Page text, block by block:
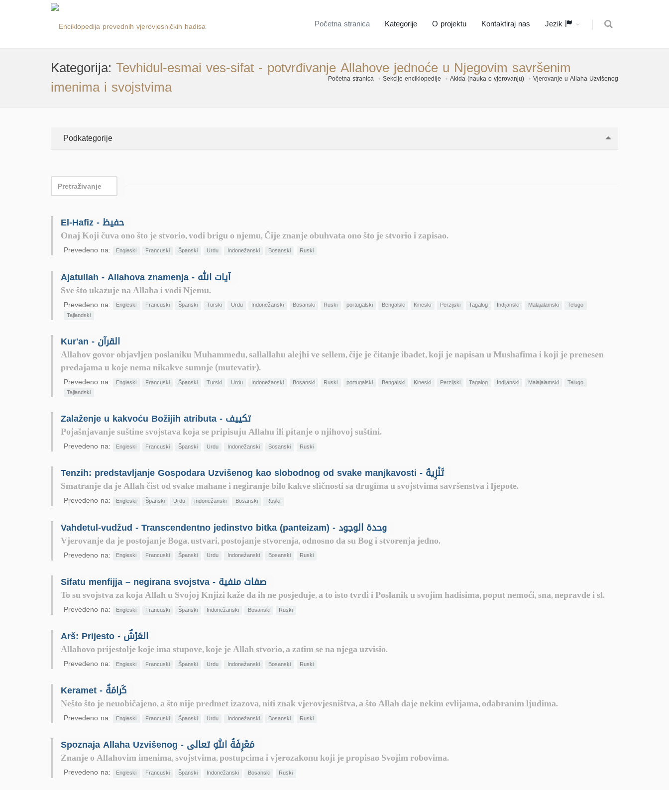
Početna stranica Kategorije O projektu Kontaktiraj nas Jezik
Kategorija: Tevhidul-esmai ves-sifat - potvrđivanje Allahove jednoće u Njegovim savršenim
imenima i svojstvima Početna stranica Sekcije enciklopedije Akida (nauka o vjerovanju) Vjerovanje u Allaha Uzvišenog
Podkategorije
El-Hafiz - حفيظ
Onaj Koji čuva ono što je stvorio, vodi brigu o njemu, Čije znanje obuhvata ono što je stvorio i zapisao.
Prevedeno na: Engleski Francuski Španski Urdu Indonežanski Bosanski Ruski
Ajatullah - Allahova znamenja - آيات الله
Sve što ukazuje na Allaha i vodi Njemu.
Prevedeno na: Engleski Francuski Španski Turski Urdu Indonežanski Bosanski Ruski portugalski Bengalski Kineski Perzijski Tagalog Indijanski Malajalamski
Telugo
Tajlandski
Kur'an - القرآن
Allahov govor objavljen poslaniku Muhammedu, sallallahu alejhi ve sellem, čije je čitanje ibadet, koji je napisan u Mushafima i koji je prenesen
predajama u koje nema nikakve sumnje (mutevatir).
Prevedeno na: Engleski Francuski Španski Turski Urdu Indonežanski Bosanski Ruski portugalski Bengalski Kineski Perzijski Tagalog Indijanski Malajalamski
Telugo
Tajlandski
Zalaženje u kakvoću Božijih atributa - تكييف
Pojašnjavanje suštine svojstava koja se pripisuju Allahu ili pitanje o njihovoj suštini.
Prevedeno na: Engleski Francuski Španski Urdu Indonežanski Bosanski Ruski
Tenzih: predstavljanje Gospodara Uzvišenog kao slobodnog od svake manjkavosti - تَنْزِيهٌ
Smatranje da je Allah čist od svake mahane i negiranje bilo kakve sličnosti sa drugima u svojstvima savršenstva i ljepote.
Prevedeno na: Engleski Španski Urdu Indonežanski Bosanski Ruski
Vahdetul-vudžud - Transcendentno jedinstvo bitka (panteizam) - وحدة الوجود
Vjerovanje da je postojanje Boga, ustvari, postojanje stvorenja, odnosno da su Bog i stvorenja jedno.
Prevedeno na: Engleski Francuski Španski Urdu Indonežanski Bosanski Ruski
Sifatu menfijja – negirana svojstva - صفات منفية
To su svojstva za koja Allah u Svojoj Knjizi kaže da ih ne posjeduje, a to isto tvrdi i Poslanik u svojim hadisima, poput nemoći, sna, nepravde i sl.
Prevedeno na: Engleski Francuski Španski Indonežanski Bosanski Ruski
Arš: Prijesto - العَرْشٌ
Allahovo prijestolje koje ima stupove, koje je Allah stvorio, a zatim se na njega uzvisio.
Prevedeno na: Engleski Francuski Španski Urdu Indonežanski Bosanski Ruski
Keramet - كَرامَةٌ
Nešto što je neuobičajeno, a što nije predmet izazova, niti znak vjerovjesništva, a što Allah daje nekim evlijama, odabranim ljudima.
Prevedeno na: Engleski Francuski Španski Urdu Indonežanski Bosanski Ruski
Spoznaja Allaha Uzvišenog - مَعْرِفَةُ اللهِ تعالى
Znanje o Allahovim imenima, svojstvima, postupcima i vjerozakonu koji je propisao Svojim robovima.
Prevedeno na: Engleski Francuski Španski Indonežanski Bosanski Ruski